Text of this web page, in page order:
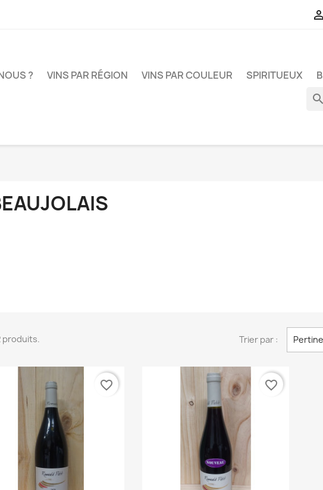

? VINS PAR RÉGION VINS PAR COULEUR SPIRITUEUX
search
produits. Trier par :
favorite_border favorite_border